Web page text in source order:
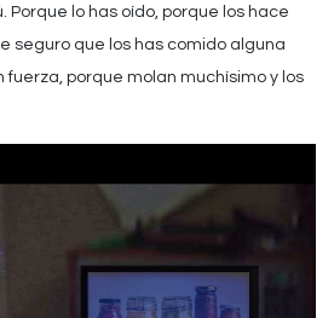
Porque lo has oído, porque los hace
seguro que los has comido alguna
fuerza, porque molan muchísimo y los